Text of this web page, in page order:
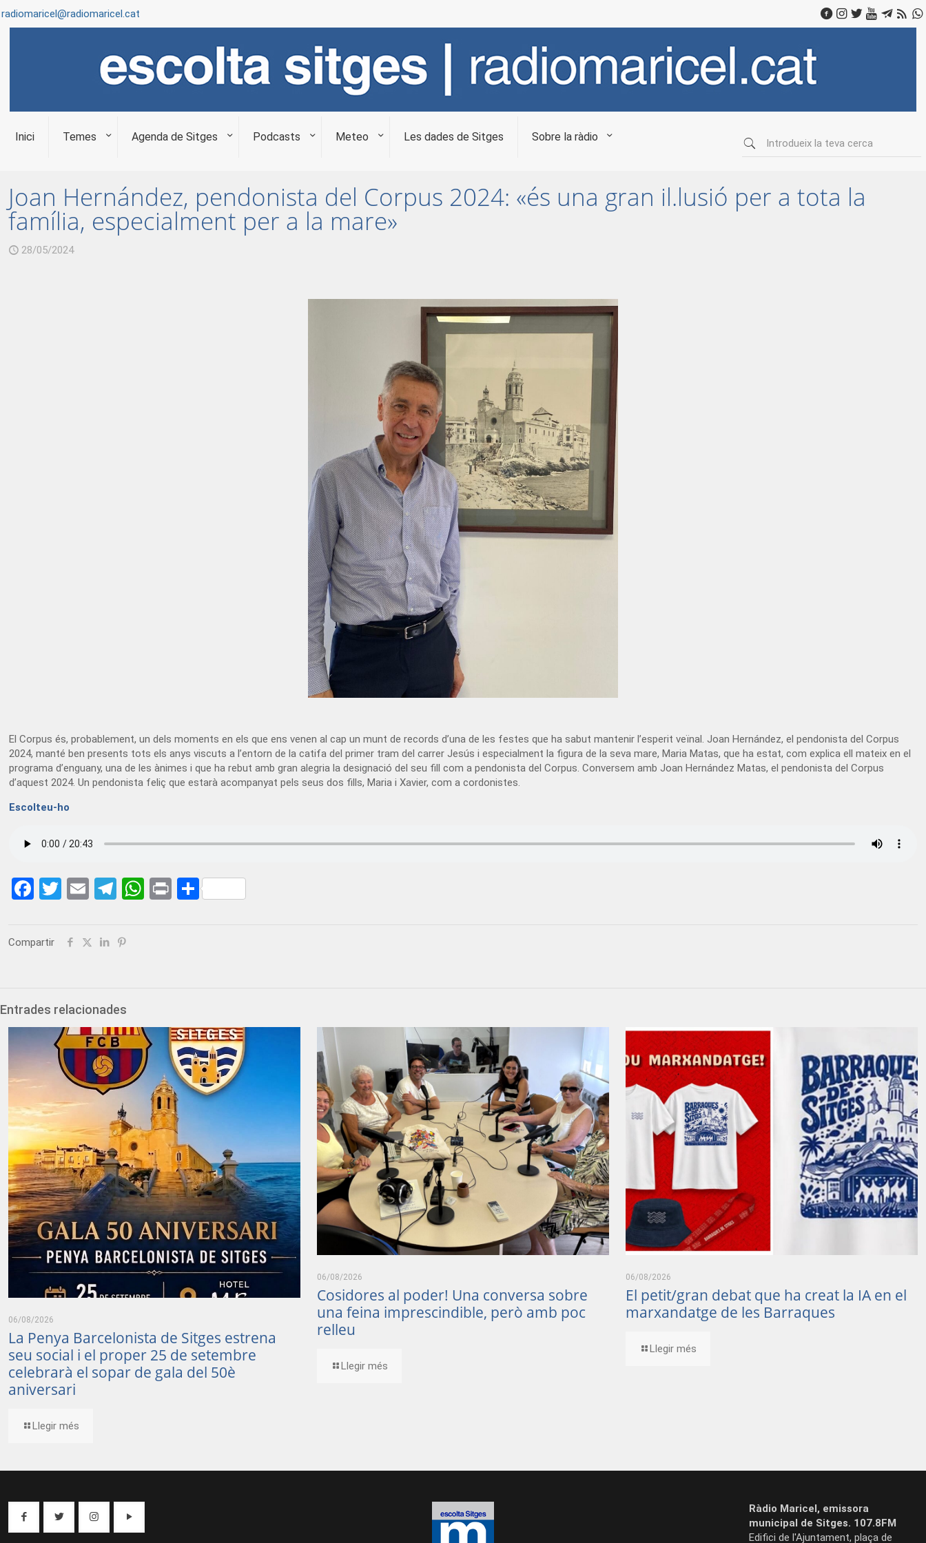
radiomaricel@radiomaricel.cat
Inici Temes Agenda de Sitges Podcasts Meteo Les dades de Sitges Sobre la ràdio
Joan Hernández, pendonista del Corpus 2024: «és una gran il.lusió per a tota la
família, especialment per a la mare»
28/05/2024
El Corpus és, probablement, un dels moments en els que ens venen al cap un munt de records d’una de les festes que ha sabut mantenir l’esperit veïnal. Joan Hernández, el pendonista del Corpus
2024, manté ben presents tots els anys viscuts a l’entorn de la catifa del primer tram del carrer Jesús i especialment la figura de la seva mare, Maria Matas, que ha estat, com explica ell mateix en el
programa d’enguany, una de les ànimes i que ha rebut amb gran alegria la designació del seu fill com a pendonista del Corpus. Conversem amb Joan Hernández Matas, el pendonista del Corpus
d’aquest 2024. Un pendonista feliç que estarà acompanyat pels seus dos fills, Maria i Xavier, com a cordonistes.
Escolteu-ho
Facebook
Twitter
EmailTelegram
WhatsApp
PrintShare
Compartir
Entrades relacionades
06/08/2026
La Penya Barcelonista de Sitges estrena
seu social i el proper 25 de setembre
celebrarà el sopar de gala del 50è
aniversari
Llegir més
06/08/2026
Cosidores al poder! Una conversa sobre
una feina imprescindible, però amb poc
relleu
Llegir més
06/08/2026
El petit/gran debat que ha creat la IA en el
marxandatge de les Barraques
Llegir més
Ràdio Maricel, emissora
municipal de Sitges. 107.8FM
Edifici de l'Ajuntament, plaça de